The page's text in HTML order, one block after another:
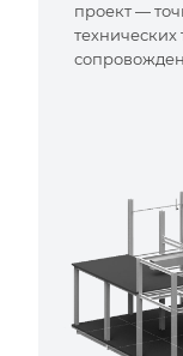
проект —